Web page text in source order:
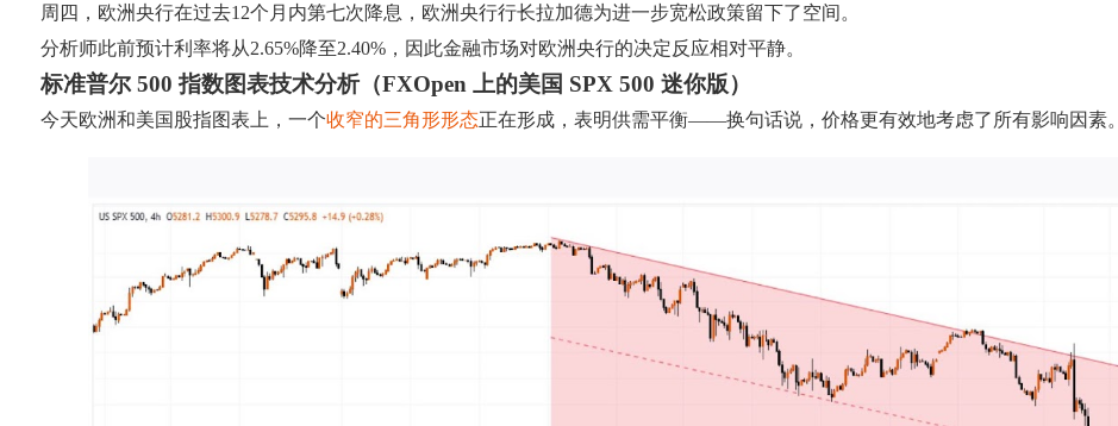
周四，欧洲央行在过去12个月内第七次降息，欧洲央行行长拉加德为进一步宽松政策留下了空间。
分析师此前预计利率将从2.65%降至2.40%，因此金融市场对欧洲央行的决定反应相对平静。
标准普尔 500 指数图表技术分析（FXOpen 上的美国 SPX 500 迷你版）
今天欧洲和美国股指图表上，一个收窄的三角形形态正在形成，表明供需平衡——换句话说，价格更有效地考虑了所有影响因素。